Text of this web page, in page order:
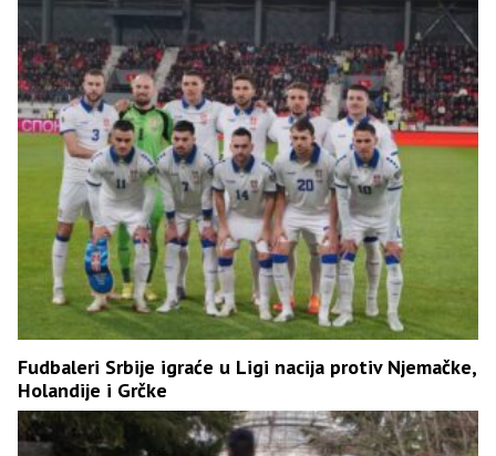
Fudbaleri Srbije igraće u Ligi nacija protiv Njemačke,
Holandije i Grčke